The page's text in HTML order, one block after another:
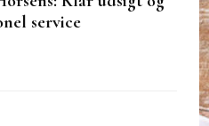
service